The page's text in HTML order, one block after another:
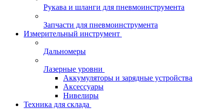
Рукава и шланги для пневмоинструмента
Запчасти для пневмоинструмента
Измерительный инструмент
Дальномеры
Лазерные уровни
Аккумуляторы и зарядные устройства
Аксессуары
Нивелиры
Техника для склада